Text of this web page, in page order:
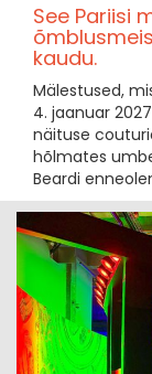
See Pariisi
kaudu.
Mälestused,
4. jaanuar
näituse
hõlmates
Beardi